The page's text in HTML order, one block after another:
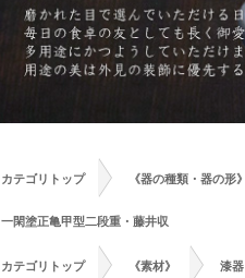
カテゴリトップ > 《器の種類・器の形》
一閑塗正亀甲型二段重・藤井収
カテゴリトップ > 《素材》 > 漆器